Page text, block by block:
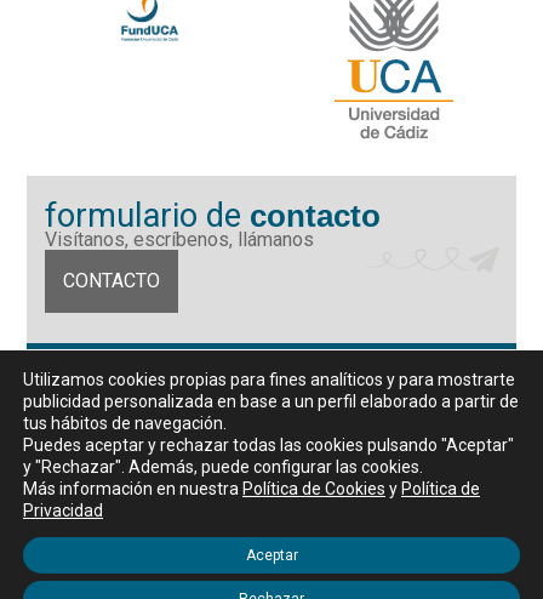
formulario de contacto
Visítanos, escríbenos, llámanos
CONTACTO
Fundación Universidad de Cádiz
Calle Ancha 10 (Edificio José Pérez Llorca), CP. 11001, Cádiz
CIF: G11442167
956 07 03 70 / 72
Horario de atención al público
De lunes a viernes, de 9 a 14 horas
Utilizamos cookies propias para fines analíticos y para mostrarte
publicidad personalizada en base a un perfil elaborado a partir de
tus hábitos de navegación.
Puedes aceptar y rechazar todas las cookies pulsando "Aceptar"
y "Rechazar". Además, puede configurar las cookies.
Más información en nuestra Política de Cookies y Política de
Privacidad
Aceptar